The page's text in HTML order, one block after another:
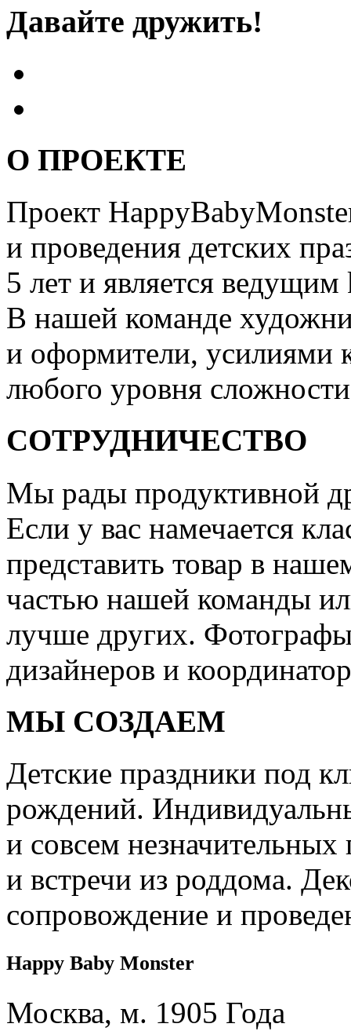
Давайте дружить!
О ПРОЕКТЕ
Проект
и проведения детских
5 лет и является
В нашей команде
и оформители, усилиями
любого уровня
СОТРУДНИЧЕСТВО
Мы рады продуктивной
Если у вас намечается
представить товар в
частью нашей команды
лучше других.
дизайнеров и
МЫ СОЗДАЕМ
Детские праздники под
рождений.
и совсем
и встречи из роддома.
сопровождение и
Happy Baby Monster
Москва, м. 1905 Года